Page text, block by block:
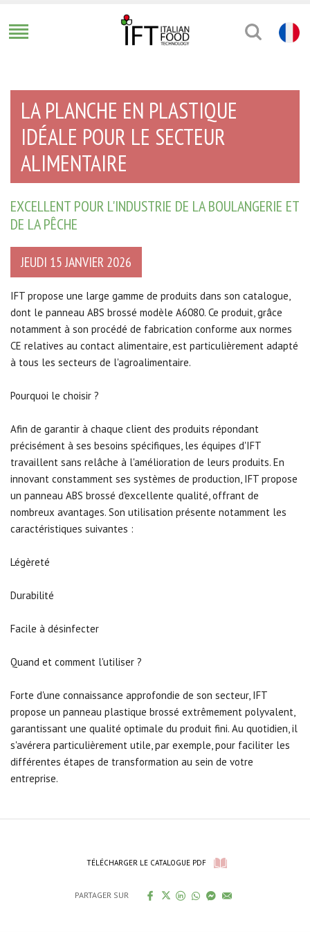
LA PLANCHE EN PLASTIQUE
IDÉALE POUR LE SECTEUR
ALIMENTAIRE
EXCELLENT POUR L'INDUSTRIE DE LA BOULANGERIE ET
DE LA PÊCHE
JEUDI 15 JANVIER 2026
IFT propose une large gamme de produits dans son catalogue,
dont le panneau ABS brossé modèle A6080. Ce produit, grâce
notamment à son procédé de fabrication conforme aux normes
CE relatives au contact alimentaire, est particulièrement adapté
à tous les secteurs de l'agroalimentaire.
Pourquoi le choisir ?
Afin de garantir à chaque client des produits répondant
précisément à ses besoins spécifiques, les équipes d'IFT
travaillent sans relâche à l'amélioration de leurs produits. En
innovant constamment ses systèmes de production, IFT propose
un panneau ABS brossé d'excellente qualité, offrant de
nombreux avantages. Son utilisation présente notamment les
caractéristiques suivantes :
Légèreté
Durabilité
Facile à désinfecter
Quand et comment l'utiliser ?
Forte d'une connaissance approfondie de son secteur, IFT
propose un panneau plastique brossé extrêmement polyvalent,
garantissant une qualité optimale du produit fini. Au quotidien, il
s'avérera particulièrement utile, par exemple, pour faciliter les
différentes étapes de transformation au sein de votre
entreprise.
TÉLÉCHARGER LE CATALOGUE PDF
PARTAGER SUR